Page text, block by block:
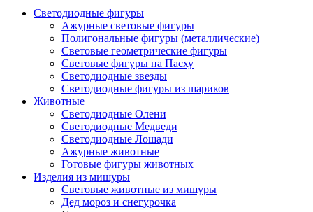
Светодиодные фигуры
Ажурные световые фигуры
Полигональные фигуры (металлические)
Световые геометрические фигуры
Световые фигуры на Пасху
Светодиодные звезды
Светодиодные фигуры из шариков
Животные
Светодиодные Олени
Светодиодные Медведи
Светодиодные Лошади
Ажурные животные
Готовые фигуры животных
Изделия из мишуры
Световые животные из мишуры
Дед мороз и снегурочка